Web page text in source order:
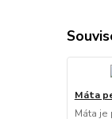
Máta
Máta je